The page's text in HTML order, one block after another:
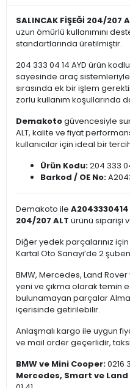
SALINCAK FİŞEĞİ 204/207
uzun ömürlü kullanımını
standartlarında üretilmiştir.
204 333 04 14 AYD ürün
sayesinde araç
sırasında ek bir işlem
zorlu kullanım koşullarında
Demakotogüvencesiyle
ALT, kalite ve fiyat
kullanıcılar için ideal bir
Ürün Kodu:204 333
Barkod / OE No:
Demakoto ile A2043330414
204/207 ALT ürünü siparişi
Diğer yedek parçalarınız
Kartal Oto Sanayi’de 2
BMW, Mercedes, Land
yeni ve çıkma olarak temin
bulunamayan parçalar
içerisinde getirilebilir.
Anlaşmalı kargo ile uygun
ve mail order geçerlidir,
BMW ve Mini Cooper:0216
Mercedes, Smart ve Land